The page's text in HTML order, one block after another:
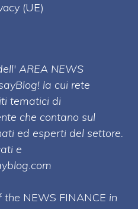
(UE)
AREA NEWS
la cui rete
tematici di
che contano sul
ed esperti del settore.
e
the NEWS FINANCE in